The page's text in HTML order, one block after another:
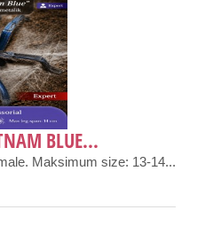
BLUE...
Maksimum size: 13-14...